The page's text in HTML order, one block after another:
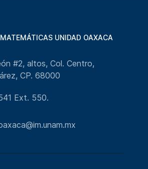
UNIDAD OAXACA
#2, altos, Col. Centro,
CP. 68000
Ext. 550.